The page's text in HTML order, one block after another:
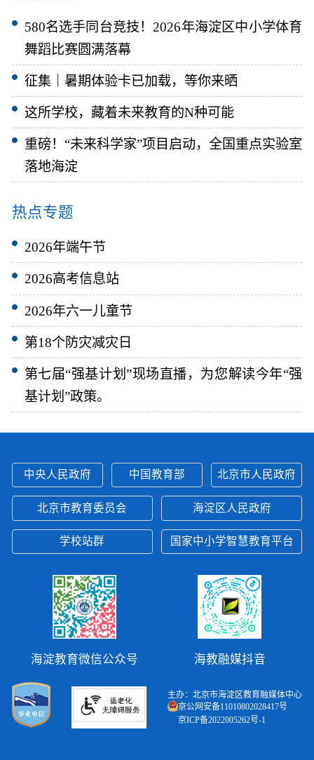
580名选手同台竞技！2026年海淀区中小学体育
舞蹈比赛圆满落幕
征集｜暑期体验卡已加载，等你来晒
这所学校，藏着未来教育的N种可能
重磅！“未来科学家”项目启动，全国重点实验室
落地海淀
热点专题
2026年端午节
2026高考信息站
2026年六一儿童节
第18个防灾减灾日
第七届“强基计划”现场直播，为您解读今年“强
基计划”政策。
中央人民政府 中国教育部 北京市人民政府
北京市教育委员会 海淀区人民政府
学校站群 国家中小学智慧教育平台
海淀教育微信公众号 海教融媒抖音
主办：北京市海淀区教育融媒体中心
京公网安备11010802028417号
京ICP备2022005262号-1